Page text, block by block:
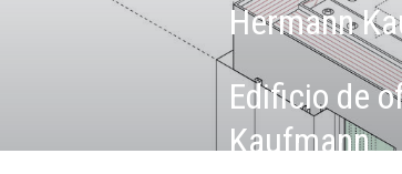
Hermann
Edificio de
Kaufmann